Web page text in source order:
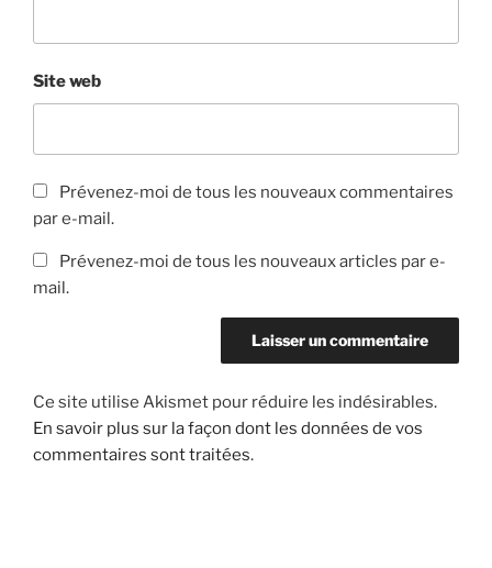
Site web
Prévenez-moi de tous les nouveaux commentaires
par e-mail.
Prévenez-moi de tous les nouveaux articles par e-
mail.
Ce site utilise Akismet pour réduire les indésirables.
En savoir plus sur la façon dont les données de vos
commentaires sont traitées.